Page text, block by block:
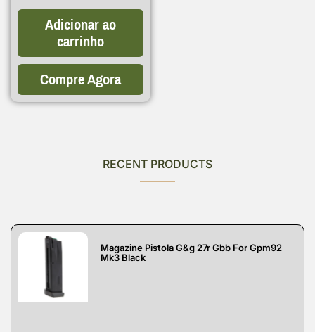
Adicionar ao
carrinho
Compre Agora
RECENT PRODUCTS
Magazine Pistola G&g 27r Gbb For Gpm92
Mk3 Black